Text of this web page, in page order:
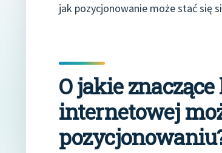
jak pozycjonowanie może stać się
O jakie
internetowej